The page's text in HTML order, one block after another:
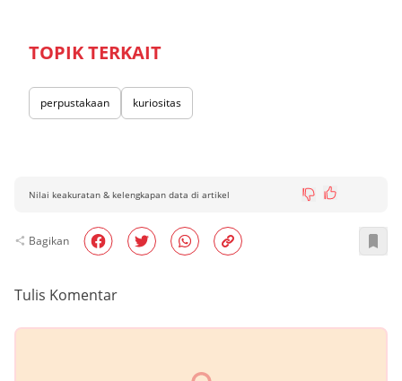
TOPIK TERKAIT
perpustakaan kuriositas
Nilai keakuratan & kelengkapan data di artikel
Bagikan
Tulis Komentar